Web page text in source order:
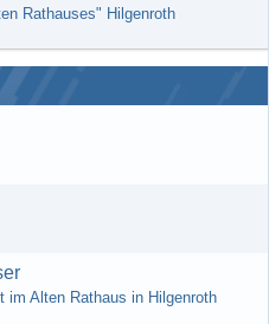
Rathauses" Hilgenroth
im Alten Rathaus in Hilgenroth